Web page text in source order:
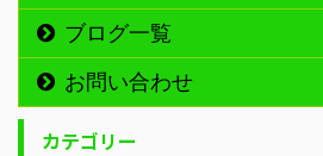
ブログ一覧
お問い合わせ
カテゴリー